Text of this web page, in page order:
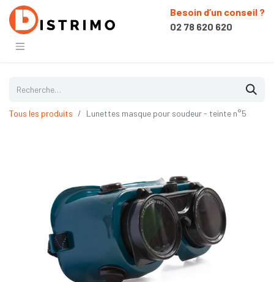
Besoin d’un conseil ?
02 78 620 620
Tous les produits Lunettes masque pour soudeur - teinte n°5